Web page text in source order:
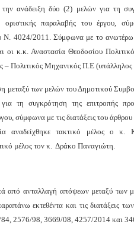
την ανάδειξη δύο (2) μελών για τη
οριστικής παραλαβής του έργου,
Ν. 4024/2011. Σύμφωνα με το ανωτέρω
οι κ.κ. Αναστασία Θεοδοσίου
– Πολιτικός Μηχανικός Π.Ε
μεταξύ των μελών του Δημοτικού
τη συγκρότηση της επιτροπής
σύμφωνα με τις διατάξεις του
αναδείχθηκε τακτικό μέλος ο κ.
μέλος τον κ. Δράκο Παναγιώτη.
από ανταλλαγή απόψεων μεταξύ των
εκτεθέντα και τις διατάξεις
2576/98, 3669/08, 4257/2014 και